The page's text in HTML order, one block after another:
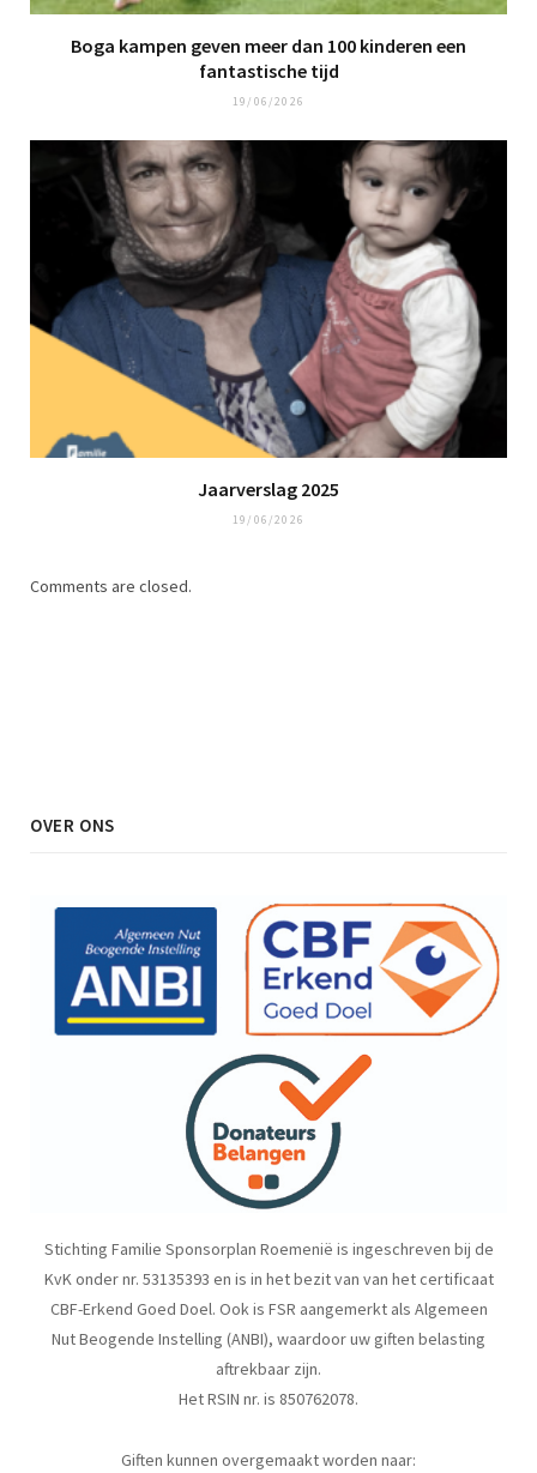
Boga kampen geven meer dan 100 kinderen een
fantastische tijd
19/06/2026
Jaarverslag 2025
19/06/2026
Comments are closed.
OVER ONS
Stichting Familie Sponsorplan Roemenië is ingeschreven bij de
KvK onder nr. 53135393 en is in het bezit van van het certificaat
CBF-Erkend Goed Doel. Ook is FSR aangemerkt als Algemeen
Nut Beogende Instelling (ANBI), waardoor uw giften belasting
aftrekbaar zijn.
Het RSIN nr. is 850762078.
Giften kunnen overgemaakt worden naar: